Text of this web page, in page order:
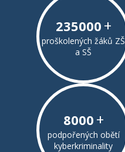
235000 +
proškolených žáků ZŠ
a SŠ
8000 +
podpořených obětí
kyberkriminality